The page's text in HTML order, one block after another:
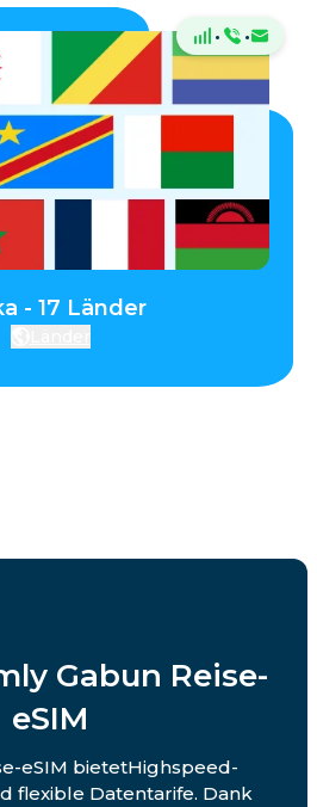
· ·
- 17 Länder
Gabun Reise-
eSIM
eSIM bietetHighspeed-
flexible Datentarife. Dank